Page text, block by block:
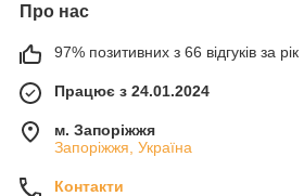
Про нас
97% позитивних з 66 відгуків за рік
Працює з 24.01.2024
м. Запоріжжя
Запоріжжя, Україна
Контакти